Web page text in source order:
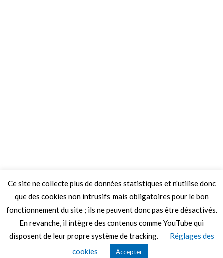
Thèmes Graphene
Ce site ne collecte plus de données statistiques et n'utilise donc
que des cookies non intrusifs, mais obligatoires pour le bon
fonctionnement du site ; ils ne peuvent donc pas être désactivés.
En revanche, il intègre des contenus comme YouTube qui
disposent de leur propre système de tracking.
Réglages des
cookies
Accepter